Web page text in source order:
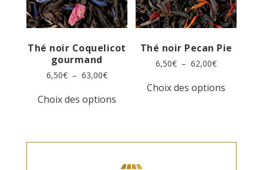
du
produit
la
page
produit
Thé noir Coquelicot
gourmand
6,50€ – 63,00€Plage
6,50€
Choix des optionsproduit
Thé noir Pecan Pie
6,50€ – 62,00€Plage
6,50€
Choix des options